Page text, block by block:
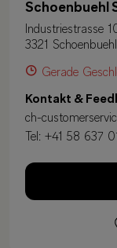
Schoenbuehl
Industriestrasse
3321 Schoenbuehl
Gerade
Kontakt &
ch-
Tel: +41 58 637